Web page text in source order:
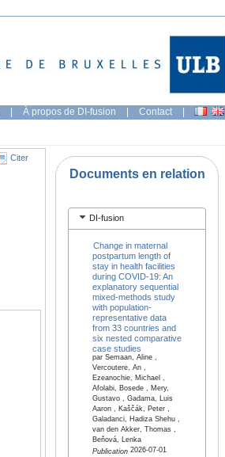
| À propos de DI-fusion | Contact |
Citer
Documents en relation
DI-fusion
Change in maternal
postpartum length of
stay in health facilities
during COVID-19: An
explanatory sequential
mixed-methods study
with population-
representative data
from 33 countries and
six nested comparative
case studies
par Semaan, Aline ,
Vercoutere, An ,
Ezeanochie, Michael ,
Afolabi, Bosede , Mery,
Gustavo , Gadama, Luis
Aaron , Kaščák, Peter ,
Galadanci, Hadiza Shehu ,
van den Akker, Thomas ,
Beňová, Lenka
Publication2026-07-01